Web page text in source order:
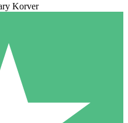
Korver